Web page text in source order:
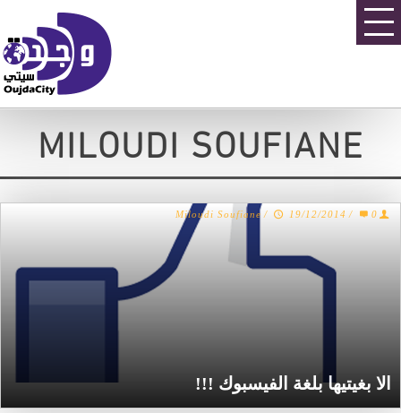
MILOUDI SOUFIANE
الا بغيتيها بلغة الفيسبوك !!!
Miloudi Soufiane / 19/12/2014 / 0